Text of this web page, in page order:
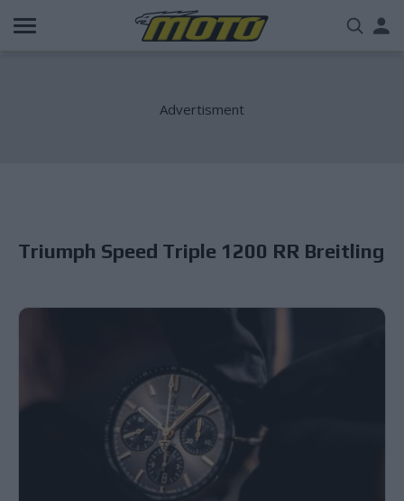
Παράκαμψη
προς
Triumph Speed Triple 1200 RR Breitling